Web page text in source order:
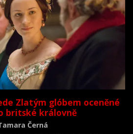
Zlatým glóbem oceněné
britské královně
Černá